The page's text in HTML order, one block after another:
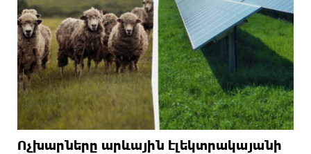
Ոչխարները արևային էլեկտրակայանի